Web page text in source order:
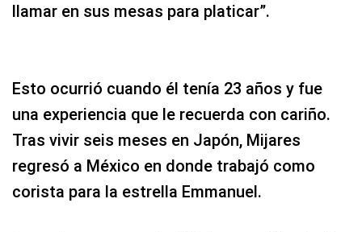
llamar en sus mesas para platicar”.
Esto ocurrió cuando él tenía 23 años y fue
una experiencia que le recuerda con cariño.
Tras vivir seis meses en Japón, Mijares
regresó a México en donde trabajó como
corista para la estrella Emmanuel.